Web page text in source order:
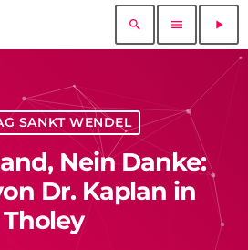
search menu play_arrow
SANKT WENDEL
Nein Danke:
Dr. Kaplan in
Tholey